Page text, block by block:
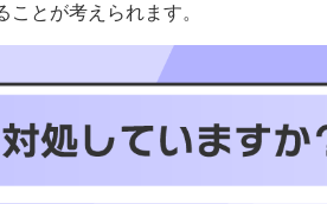
とが考えられます。